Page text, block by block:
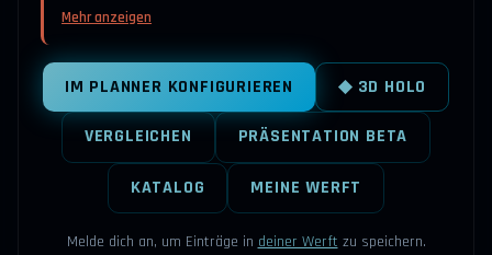
Mehr anzeigen
IM PLANNER KONFIGURIEREN ◆ 3D HOLO
VERGLEICHEN PRÄSENTATION BETA
KATALOG MEINE WERFT
Melde dich an, um Einträge in deiner Werft zu speichern.